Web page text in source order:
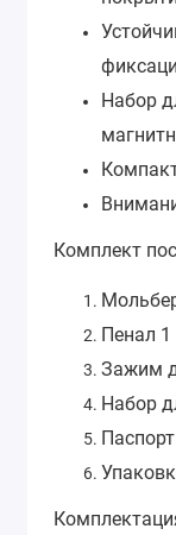
Набор
Комплект
Пенал
Зажим
Набор